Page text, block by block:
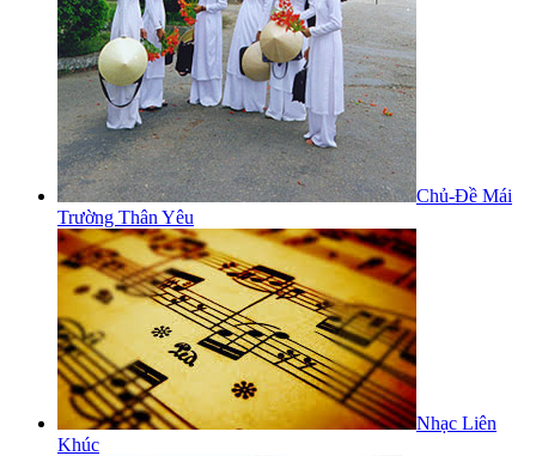
Chủ-Đề Mái
Trường Thân Yêu
Nhạc Liên
Khúc